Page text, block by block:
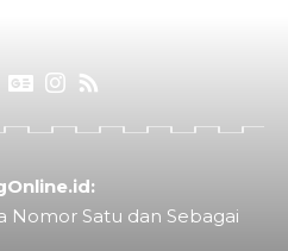
Nomor Satu dan Sebagai